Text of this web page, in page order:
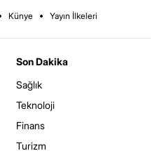
Künye Yayın İlkeleri
Son Dakika
Sağlık
Teknoloji
Finans
Turizm